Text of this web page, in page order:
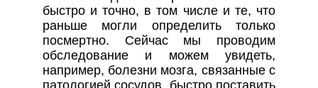
быстро и точно, в том числе и те, что
раньше могли определить только
посмертно. Сейчас мы проводим
обследование и можем увидеть,
например, болезни мозга, связанные с
патологией сосудов, быстро поставить